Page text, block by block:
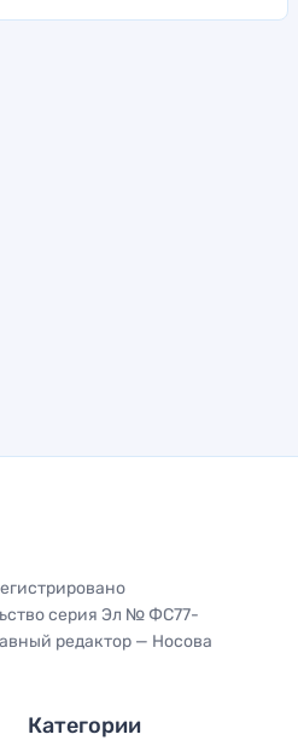
серия Эл № ФС77-
редактор — Носова
Категории